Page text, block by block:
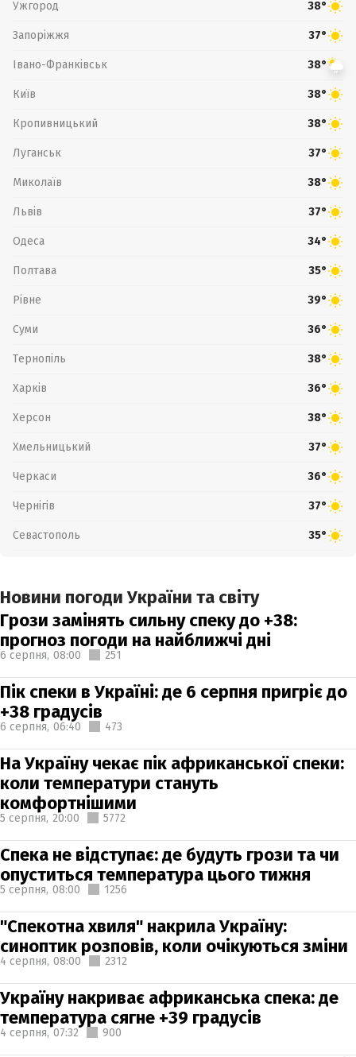
Ужгород 38°
Запоріжжя 37°
Івано-Франківськ 38°
Київ 38°
Кропивницький 38°
Луганськ 37°
Миколаїв 38°
Львів 37°
Одеса 34°
Полтава 35°
Рівне 39°
Суми 36°
Тернопіль 38°
Харків 36°
Херсон 38°
Хмельницький 37°
Черкаси 36°
Чернігів 37°
Севастополь 35°
Новини погоди України та світу
Грози замінять сильну спеку до +38:
прогноз погоди на найближчі дні
6 серпня, 08:00 251
Пік спеки в Україні: де 6 серпня пригріє до
+38 градусів
6 серпня, 06:40 473
На Україну чекає пік африканської спеки:
коли температури стануть
комфортнішими
5 серпня, 20:00 5772
Спека не відступає: де будуть грози та чи
опуститься температура цього тижня
5 серпня, 08:00 1256
"Спекотна хвиля" накрила Україну:
синоптик розповів, коли очікуються зміни
4 серпня, 08:00 2312
Україну накриває африканська спека: де
температура сягне +39 градусів
4 серпня, 07:32 900